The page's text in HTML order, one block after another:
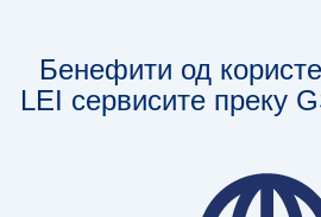
Бенефити од
LEI сервисите преку